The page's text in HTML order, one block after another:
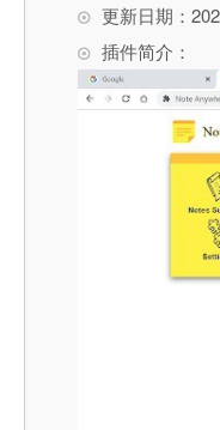
更新日期：
插件简介：